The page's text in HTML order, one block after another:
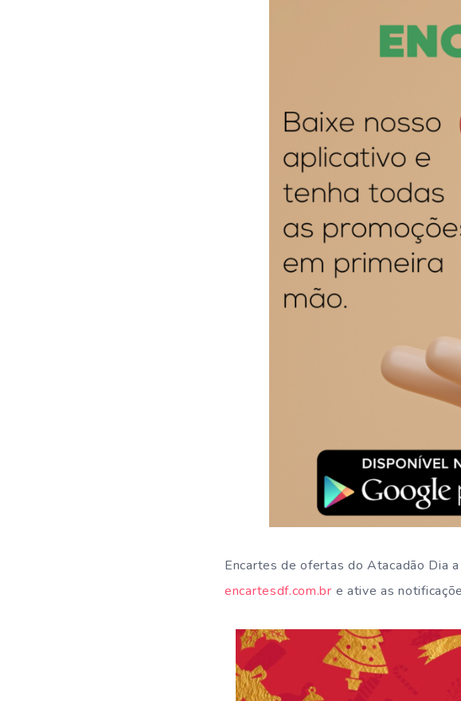
Encartes de ofertas do Atacadão Dia
encartesdf.com.br e ative as